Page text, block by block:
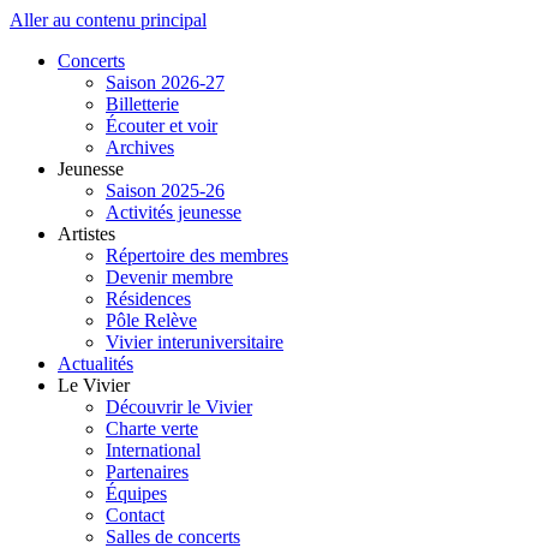
Aller au contenu principal
Concerts
Saison 2026-27
Billetterie
Écouter et voir
Archives
Jeunesse
Saison 2025-26
Activités jeunesse
Artistes
Répertoire des membres
Devenir membre
Résidences
Pôle Relève
Vivier interuniversitaire
Actualités
Le Vivier
Découvrir le Vivier
Charte verte
International
Partenaires
Équipes
Contact
Salles de concerts